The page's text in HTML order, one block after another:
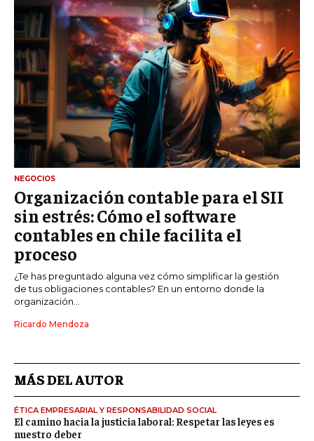
NEGOCIOS
Organización contable para el SII
sin estrés: Cómo el software
contables en chile facilita el
proceso
¿Te has preguntado alguna vez cómo simplificar la gestión
de tus obligaciones contables? En un entorno donde la
organización...
Ricardo Mendoza
MÁS DEL AUTOR
ÉTICA EMPRESARIAL Y RESPONSABILIDAD SOCIAL
El camino hacia la justicia laboral: Respetar las leyes es
nuestro deber